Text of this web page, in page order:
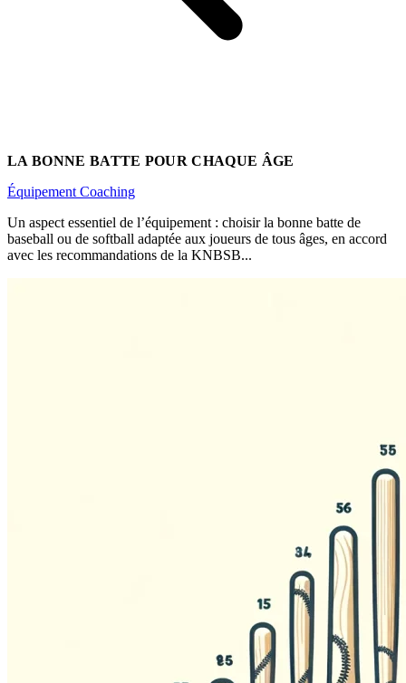
LA BONNE BATTE POUR CHAQUE ÂGE
Équipement Coaching
Un aspect essentiel de l’équipement : choisir la bonne batte de
baseball ou de softball adaptée aux joueurs de tous âges, en accord
avec les recommandations de la KNBSB...